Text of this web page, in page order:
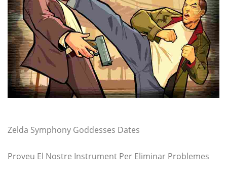
Zelda Symphony Goddesses Dates
Proveu El Nostre Instrument Per Eliminar Problemes